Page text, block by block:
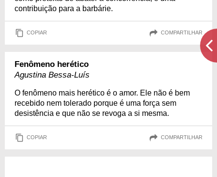
contribuição para a barbárie.
COPIAR COMPARTILHAR
Fenômeno herético
Agustina Bessa-Luís
O fenômeno mais herético é o amor. Ele não é bem
recebido nem tolerado porque é uma força sem
desistência e que não se revoga a si mesma.
COPIAR COMPARTILHAR